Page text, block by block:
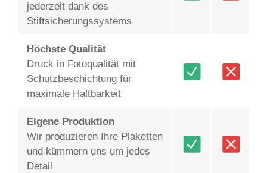
jederzeit dank des
Stiftsicherungssystems
Höchste Qualität
Druck in Fotoqualität mit
Schutzbeschichtung für
maximale Haltbarkeit
Eigene Produktion
Wir produzieren Ihre Plaketten
und kümmern uns um jedes
Detail